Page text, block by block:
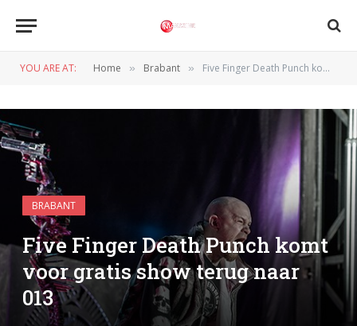
YOU ARE AT: Home » Brabant » Five Finger Death Punch komt voor gratis show terug naar 013
BRABANT
Five Finger Death Punch komt
voor gratis show terug naar
013